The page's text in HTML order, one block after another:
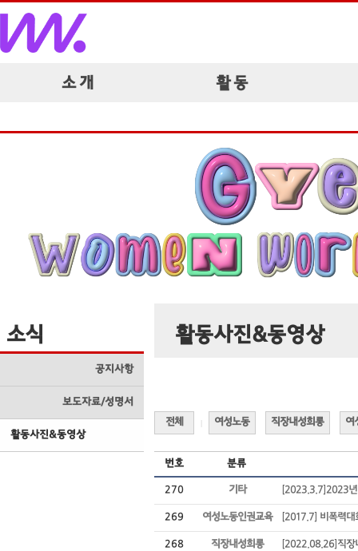
소 개 활 동
소식
공지사항
보도자료/성명서
활동사진&동영상
활동사진&동영상
전체 여성노동 직장내성희롱 여
번호 분류
270 기타 [2023.3.7]2023년
269 여성노동인권교육 [2017.7] 비폭력대
268 직장내성희롱 [2022.08.26]직장